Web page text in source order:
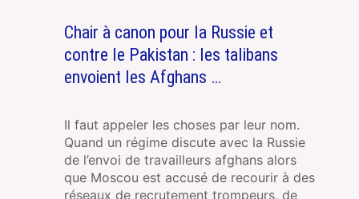
Chair à canon pour la Russie et
contre le Pakistan : les talibans
envoient les Afghans …
Il faut appeler les choses par leur nom.
Quand un régime discute avec la Russie
de l’envoi de travailleurs afghans alors
que Moscou est accusé de recourir à des
réseaux de recrutement trompeurs, de